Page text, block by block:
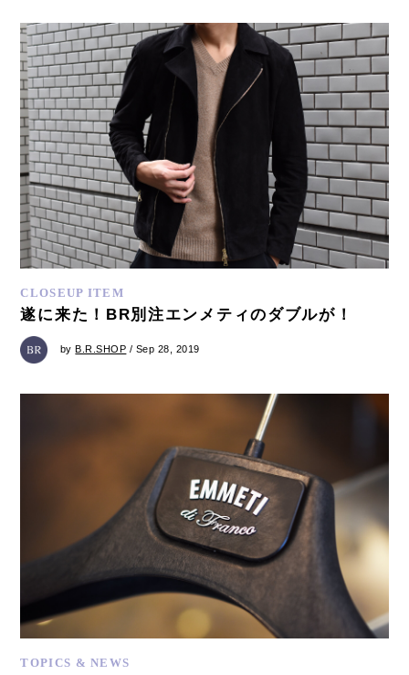
CLOSEUP ITEM
遂に来た！BR別注エンメティのダブルが！
byB.R.SHOP / Sep 28, 2019
TOPICS & NEWS